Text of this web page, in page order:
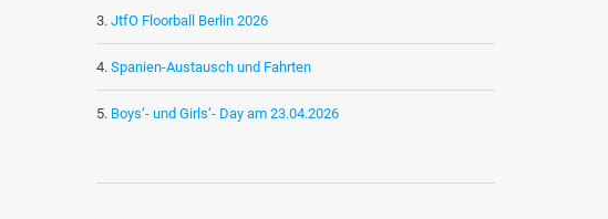
JtfO Floorball Berlin 2026
Spanien-Austausch und Fahrten
Boys‘- und Girls‘- Day am 23.04.2026